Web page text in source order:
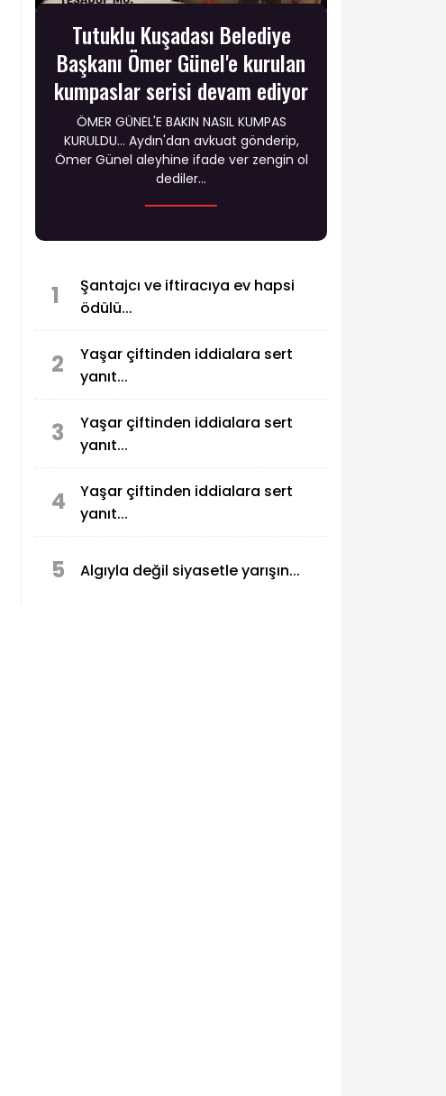
Tutuklu Kuşadası Belediye
Başkanı Ömer Günel'e kurulan
kumpaslar serisi devam ediyor
ÖMER GÜNEL'E BAKIN NASIL KUMPAS
KURULDU… Aydın'dan avkuat gönderip,
Ömer Günel aleyhine ifade ver zengin ol
dediler...
1
Şantajcı ve iftiracıya ev hapsi
ödülü...
2
Yaşar çiftinden iddialara sert
yanıt...
3
Yaşar çiftinden iddialara sert
yanıt...
4
Yaşar çiftinden iddialara sert
yanıt...
5 Algıyla değil siyasetle yarışın...